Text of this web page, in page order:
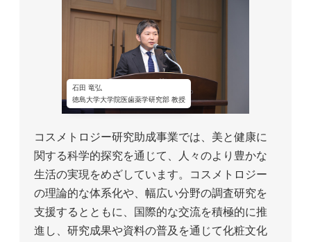
石田 竜弘
徳島大学大学院医歯薬学研究部 教授
コスメトロジー研究助成事業では、美と健康に
関する科学的探究を通じて、人々のより豊かな
生活の実現をめざしています。コスメトロジー
の理論的な体系化や、幅広い分野の調査研究を
支援するとともに、国際的な交流を積極的に推
進し、研究成果や資料の普及を通じて化粧文化